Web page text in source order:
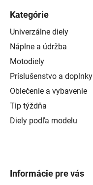
Kategórie
Univerzálne diely
Náplne a údržba
Motodiely
Príslušenstvo a doplnky
Oblečenie a vybavenie
Tip týždňa
Diely podľa modelu
Informácie pre vás